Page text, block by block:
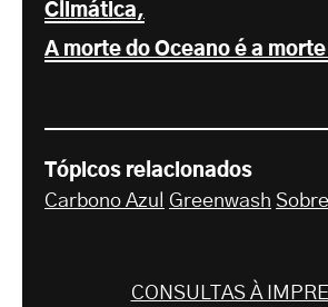
Climática,
A morte do Oceano é a
Tópicos relacionados
Carbono Azul
Greenwash
CONSULTAS À